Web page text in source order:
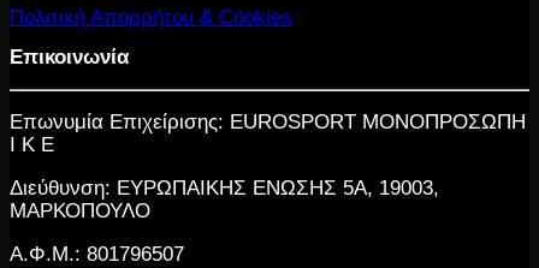
Πολιτική Απορρήτου & Cookies
Επικοινωνία
Επωνυμία Επιχείρισης: EUROSPORT ΜΟΝΟΠΡΟΣΩΠΗ
Ι Κ Ε
Διεύθυνση: ΕΥΡΩΠΑΙΚΗΣ ΕΝΩΣΗΣ 5Α, 19003,
ΜΑΡΚΟΠΟΥΛΟ
Α.Φ.Μ.: 801796507